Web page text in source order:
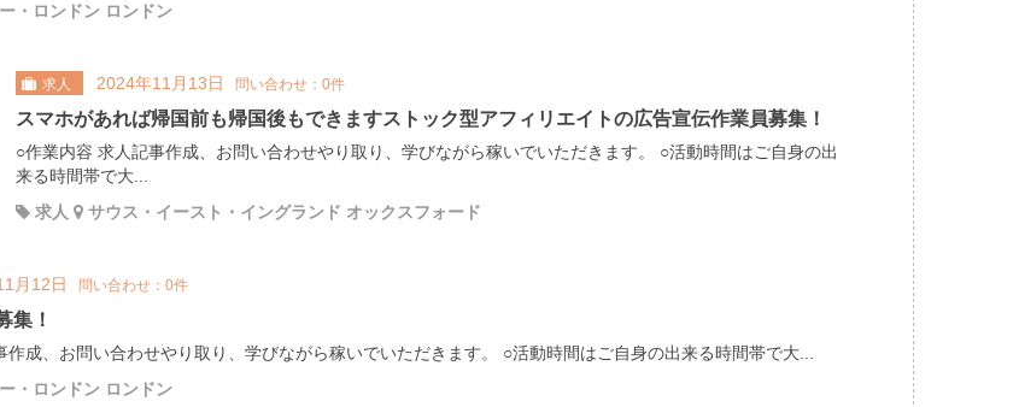
・ロンドン ロンドン
求人 2024年11月13日 問い合わせ：0件
スマホがあれば帰国前も帰国後もできますストック型アフィリエイトの広告宣伝作業員募集！
○作業内容 求人記事作成、お問い合わせやり取り、学びながら稼いでいただきます。 ○活動時間はご自身の出
来る時間帯で大...
求人
サウス・イースト・イングランド オックスフォード
月12日 問い合わせ：0件
集！
作成、お問い合わせやり取り、学びながら稼いでいただきます。 ○活動時間はご自身の出来る時間帯で大...
・ロンドン ロンドン